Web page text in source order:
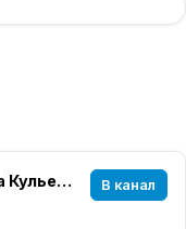
Стройность без диет | Анна Кульечева В канал